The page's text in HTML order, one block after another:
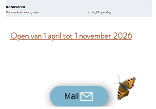
Open van 1 april tot 1 november 2026
Mail